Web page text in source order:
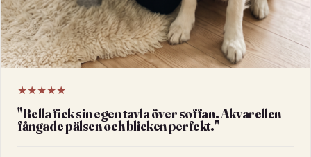
★★★★★
"Bella fick sin egen tavla över soffan. Akvarellen
fångade pälsen och blicken perfekt."